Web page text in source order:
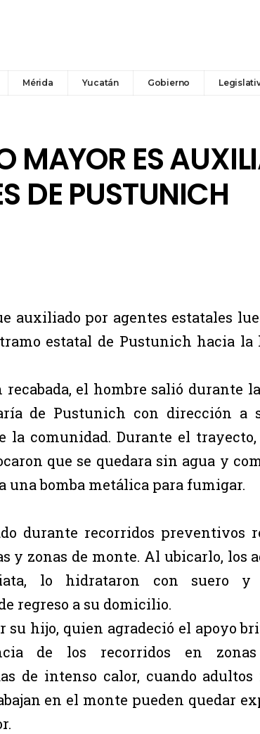
Mérida Yucatán Gobierno
MAYOR ES
DE PUSTUNICH
auxiliado por agentes estatales
estatal de Pustunich hacia la
el hombre salió durante
de Pustunich con dirección a
la comunidad. Durante el
que se quedara sin agua y
una bomba metálica para fumigar.
durante recorridos preventivos
y zonas de monte. Al ubicarlo, los
lo hidrataron con suero y
regreso a su domicilio.
hijo, quien agradeció el apoyo
de los recorridos en zonas
de intenso calor, cuando adultos
en el monte pueden quedar